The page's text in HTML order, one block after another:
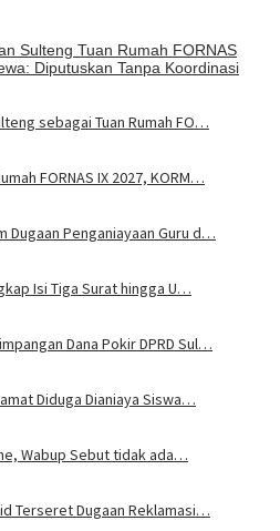
sebagai Tuan Rumah FO…
FORNAS IX 2027, KORM…
Dugaan Penganiayaan Guru d…
Isi Tiga Surat hingga U…
Dana Pokir DPRD Sul…
Diduga Dianiaya Siswa…
Wabup Sebut tidak ada…
Terseret Dugaan Reklamasi…